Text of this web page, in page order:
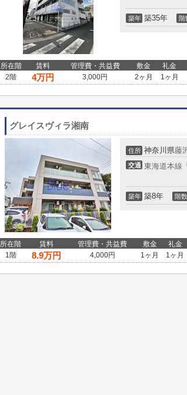
築年 築35年 階
所在階 賃料 管理費・共益費 敷金 礼金
2階
4万円 3,000円 2ヶ月 1ヶ月
グレイスヴィラ湘南
住所 神奈川県藤
交通 東海道本線 「
築年 築8年 階数
所在階 賃料 管理費・共益費 敷金 礼金
1階
8.9万円 4,000円 1ヶ月 1ヶ月